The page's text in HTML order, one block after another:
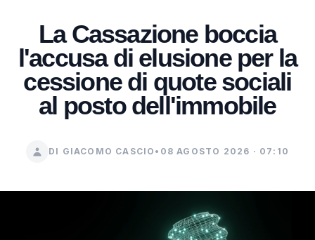
La Cassazione boccia
l'accusa di elusione per la
cessione di quote sociali
al posto dell'immobile
DI GIACOMO CASCIO • 08 AGOSTO 2026 · 07:10